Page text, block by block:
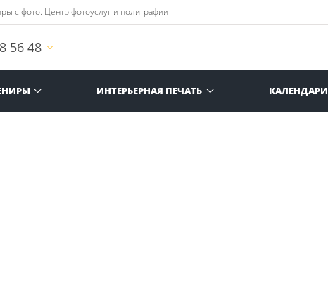
с фото. Центр фотоуслуг и полиграфии
56 48
ИНТЕРЬЕРНАЯ ПЕЧАТЬ КАЛЕНДАРИ